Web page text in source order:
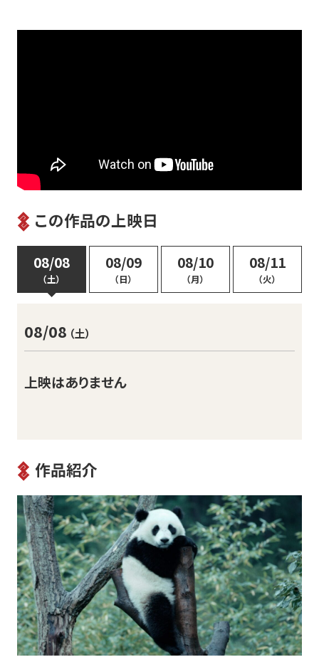
この作品の上映日
08/08
（土）
08/09
（日）
08/10
（月）
08/11
（火）
08/08 （土）
上映はありません
作品紹介